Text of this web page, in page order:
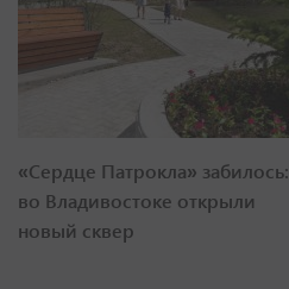
«Сердце Патрокла» забилось:
во Владивостоке открыли
новый сквер